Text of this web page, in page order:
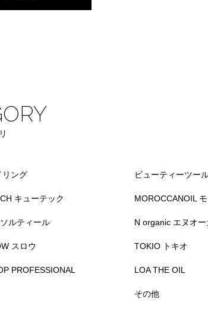
リング ビューティーツー
キューテック MOROCCANOIL
ルティール N organic エヌオー
スロウ TOKIO トキオ
PROFESSIONAL LOA THE OIL
その他